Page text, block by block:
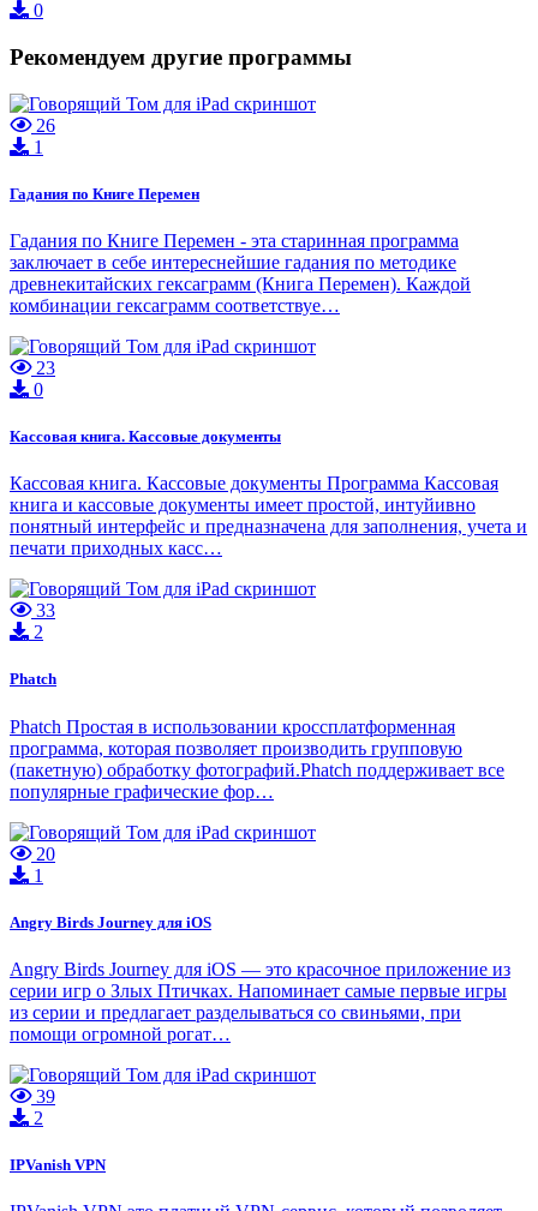
0
Рекомендуем другие программы
26
1
Гадания по Книге Перемен
Гадания по Книге Перемен - эта старинная программа
заключает в себе интереснейшие гадания по методике
древнекитайских гексаграмм (Книга Перемен). Каждой
комбинации гексаграмм соответствуе…
23
0
Кассовая книга. Кассовые документы
Кассовая книга. Кассовые документы Программа Кассовая
книга и кассовые документы имеет простой, интуйивно
понятный интерфейс и предназначена для заполнения, учета и
печати приходных касс…
33
2
Phatch
Phatch Простая в использовании кроссплатформенная
программа, которая позволяет производить групповую
(пакетную) обработку фотографий.Phatch поддерживает все
популярные графические фор…
20
1
Angry Birds Journey для iOS
Angry Birds Journey для iOS — это красочное приложение из
серии игр о Злых Птичках. Напоминает самые первые игры
из серии и предлагает разделываться со свиньями, при
помощи огромной рогат…
39
2
IPVanish VPN